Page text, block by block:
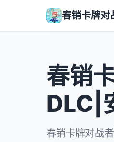
春销卡牌对
春销
DLC|
春销卡牌对战